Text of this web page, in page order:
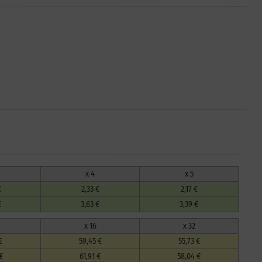
x 4
x 5
2,33 €
2,17 €
3,63 € 3,39 €
x 16
x 32
59,45 €
55,73 €
61,91 € 58,04 €